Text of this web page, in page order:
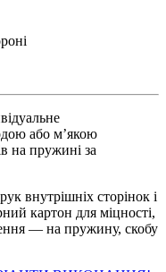
або м’якою
на пружині за
внутрішніх сторінок і
картон для міцності,
— на пружину, скобу